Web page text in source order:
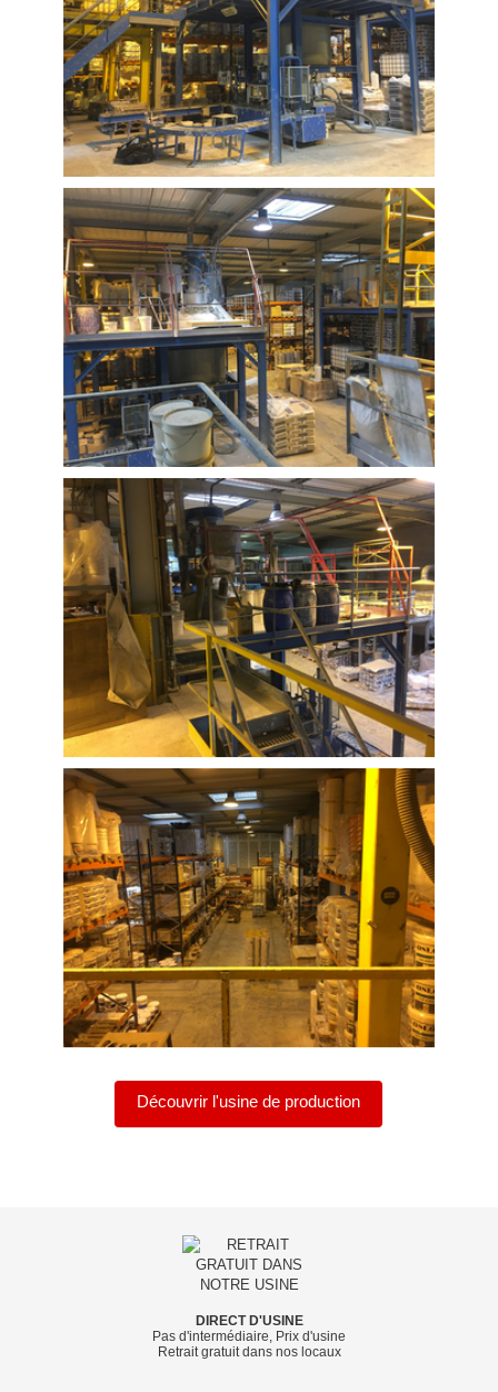
Découvrir l'usine de production
DIRECT D'USINE
Pas d'intermédiaire, Prix d'usine
Retrait gratuit dans nos locaux